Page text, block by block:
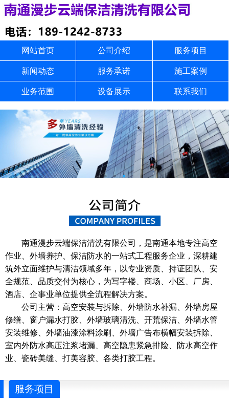
网站首页 公司介绍 服务项目
新闻动态 服务承诺 施工案例
业务范围 设备展示 联系我们
南通漫步云端保洁清洗有限公司，是南通本地专注高空
作业、外墙养护、保洁防水的一站式工程服务企业，深耕建
筑外立面维护与清洁领域多年，以专业资质、持证团队、安
全规范、品质交付为核心，为写字楼、商场、小区、厂房、
酒店、企事业单位提供全流程解决方案。
公司主营：高空安装与拆除、外墙防水补漏、外墙房屋
修缮、窗户漏水打胶、外墙玻璃清洗、开荒保洁、外墙水管
安装维修、外墙油漆涂料涂刷、外墙广告布横幅安装拆除、
室内外防水高压注浆堵漏、高空隐患紧急排险、防水高空作
业、瓷砖美缝、打美容胶、各类打胶工程。
服务项目